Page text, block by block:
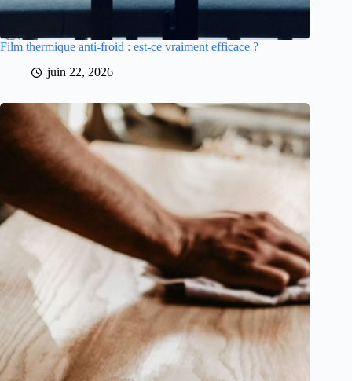
Film thermique anti-froid : est-ce vraiment efficace ?
juin 22, 2026